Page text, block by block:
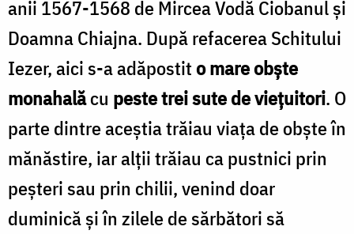
anii 1567-1568 de Mircea Vodă Ciobanul şi
Doamna Chiajna. După refacerea Schitului
Iezer, aici s-a adăpostito mare obşte
monahalăcu peste trei sute de vieţuitori. O
parte dintre aceştia trăiau viaţa de obşte în
mănăstire, iar alţii trăiau ca pustnici prin
peşteri sau prin chilii, venind doar
duminică şi în zilele de sărbători să